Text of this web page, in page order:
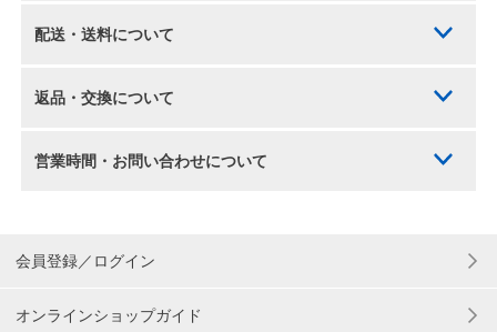
配送・送料について
返品・交換について
営業時間・お問い合わせについて
会員登録／ログイン
オンラインショップガイド